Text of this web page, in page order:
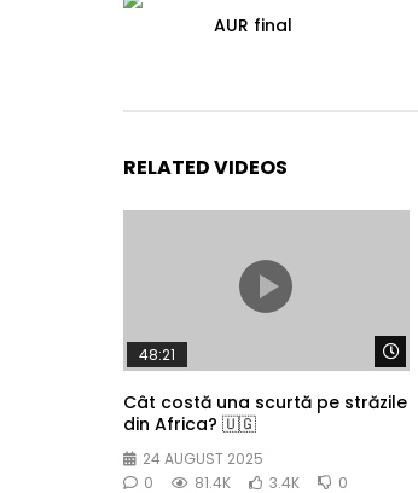
AUR final
RELATED VIDEOS
48:21
Cât costă una scurtă pe străzile
din Africa? 🇺🇬
24 AUGUST 2025
0
81.4K 3.4K 0